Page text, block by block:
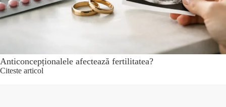
Anticoncepționalele afectează fertilitatea?
Citeste articol